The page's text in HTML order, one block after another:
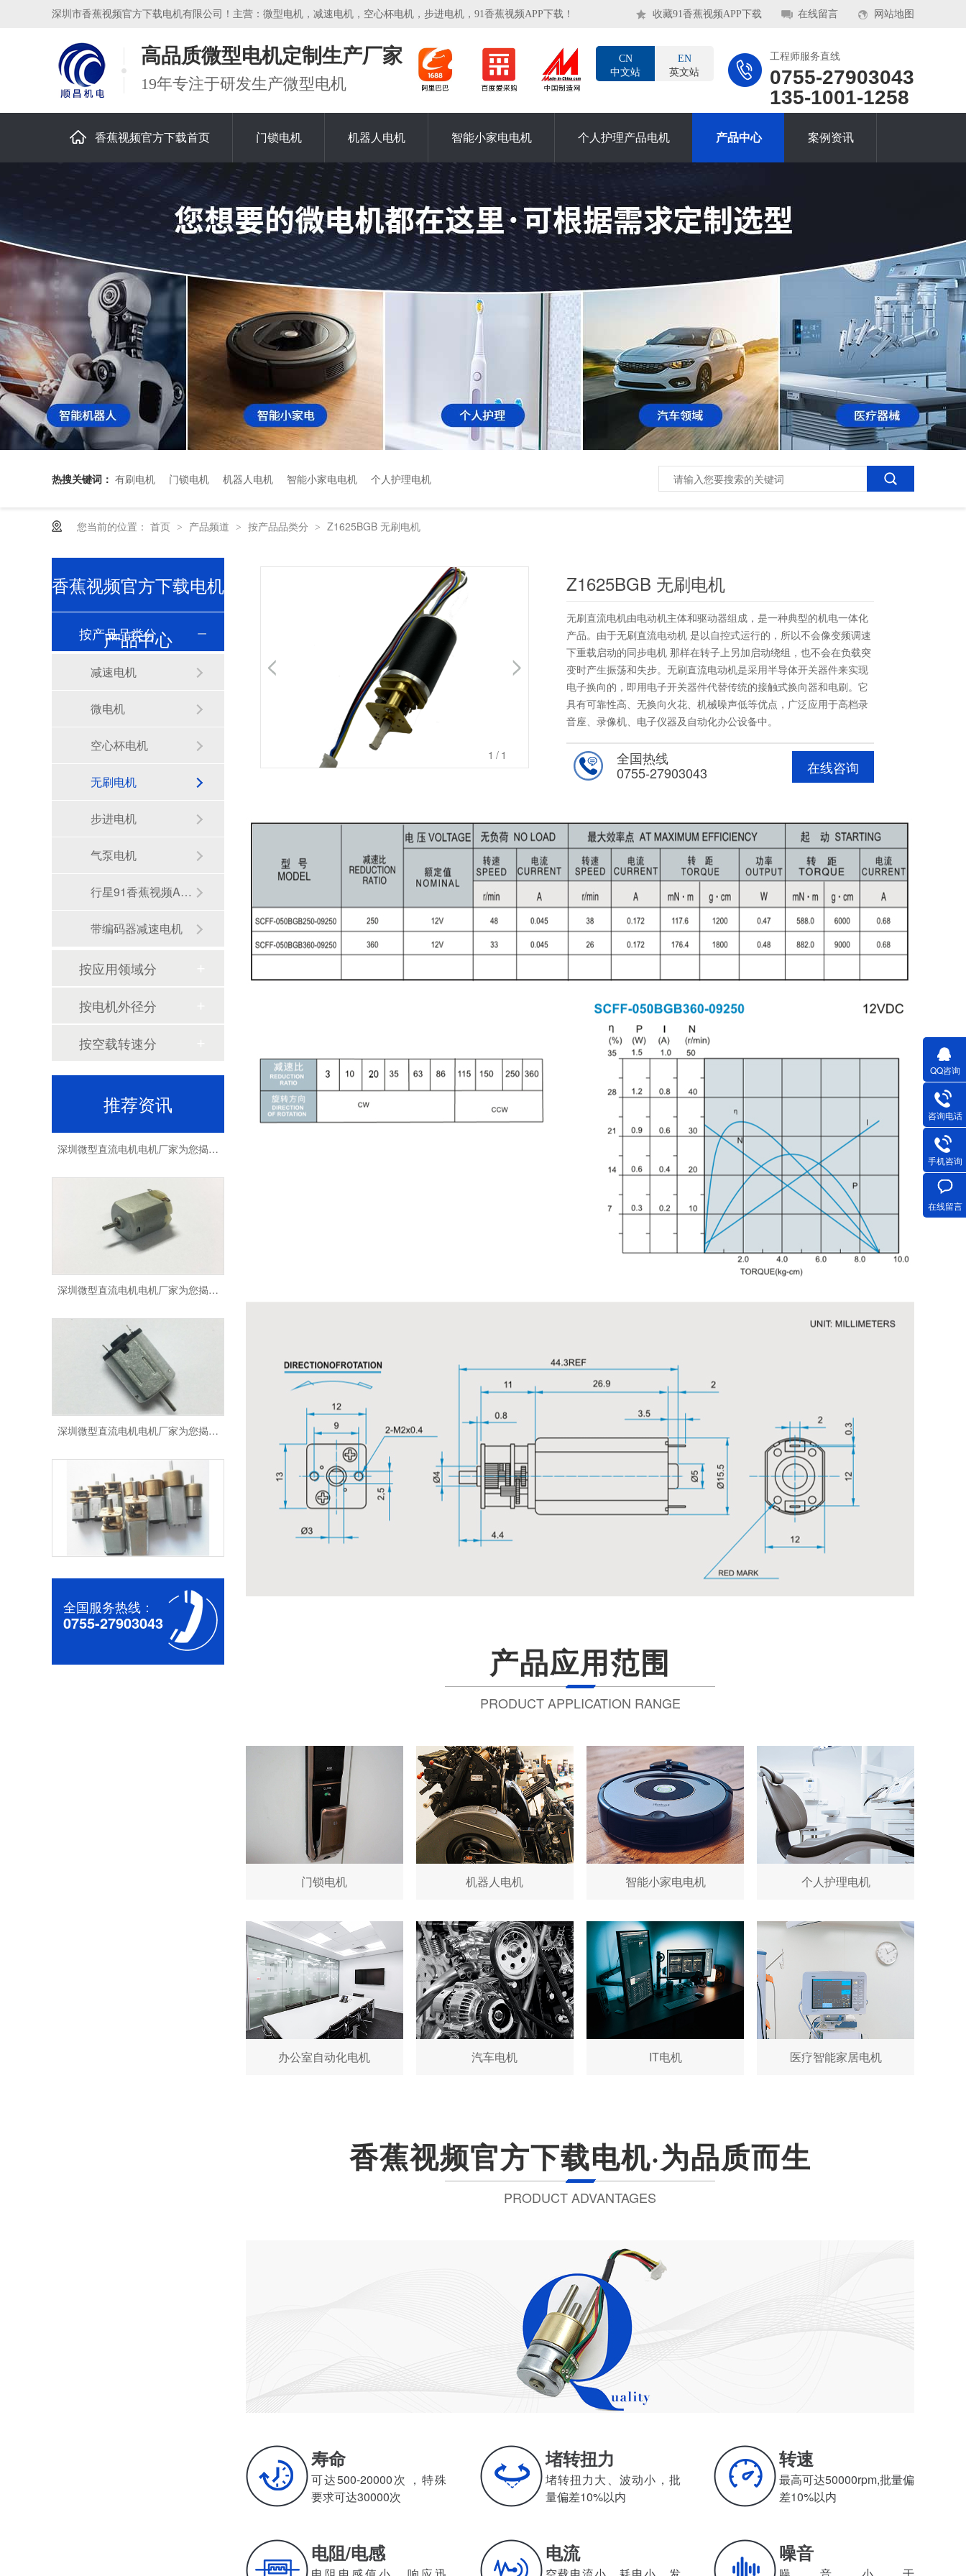
收藏91香蕉视频APP下载 在线留言 网站地图
深圳市香蕉视频官方下载电机有限公司！主营：微型电机，减速电机，空心杯电机，步进电机，91香蕉视频APP下载！
高品质微型电机定制生产厂家
19年专注于研发生产微型电机
工程师服务直线
0755-27903043
135-1001-1258
CN
中文站
EN
英文站
香蕉视频官方下载首页 门锁电机 机器人电机 智能小家电电机 个人护理产品电机 产品中心 案例资讯
关于香蕉视频官方下载
热搜关键词： 有刷电机 门锁电机 机器人电机 智能小家电电机 个人护理电机
您当前的位置： 首页 > 产品频道 > 按产品品类分 > Z1625BGB 无刷电机
1 /1
Z1625BGB 无刷电机
无刷直流电机由电动机主体和驱动器组成，是一种典型的机电一体化
产品。由于无刷直流电动机 是以自控式运行的，所以不会像变频调速
下重载启动的同步电机 那样在转子上另加启动绕组，也不会在负载突
变时产生振荡和失步。无刷直流电动机是采用半导体开关器件来实现
电子换向的，即用电子开关器件代替传统的接触式换向器和电刷。它
具有可靠性高、无换向火花、机械噪声低等优点，广泛应用于高档录
音座、录像机、电子仪器及自动化办公设备中。
在线咨询
全国热线
0755-27903043
产品应用范围
PRODUCT APPLICATION RANGE
门锁电机 机器人电机 智能小家电电机 个人护理电机
办公室自动化电机 汽车电机 IT电机 医疗智能家居电机
香蕉视频官方下载电机·为品质而生
PRODUCT ADVANTAGES
寿命
可达500-20000次，特殊
要求可达30000次
堵转扭力
堵转扭力大、波动小，批
量偏差10%以内
转速
最高可达50000rpm,批量偏
差10%以内
电阻/电感 电流 噪音
香蕉视频官方下载电机
产品中心
按产品品类分
减速电机
微电机
空心杯电机
无刷电机
步进电机
气泵电机
行星91香蕉视频APP下载
带编码器减速电机
按应用领域分
按电机外径分
按空载转速分
推荐资讯
全国服务热线：
0755-27903043
QQ咨询
咨询电话
手机咨询
在线留言